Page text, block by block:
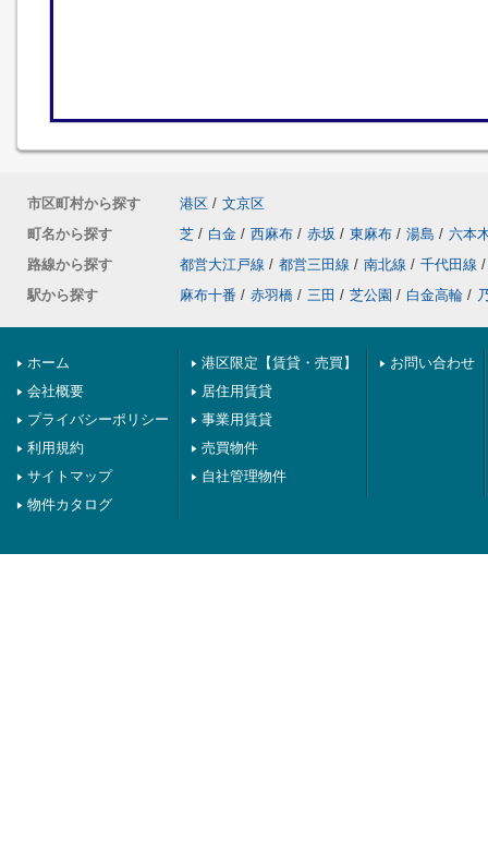
市区町村から探す 港区 / 文京区
町名から探す
芝 / 白金 / 西麻布 / 赤坂 / 東麻布 / 湯島 / 六本
路線から探す
都営大江戸線 / 都営三田線 / 南北線 / 千代田線 /
駅から探す
麻布十番 / 赤羽橋 / 三田 / 芝公園 / 白金高輪 /
ホーム
会社概要
プライバシーポリシー
利用規約
サイトマップ
物件カタログ
港区限定【賃貸・売買】
居住用賃貸
事業用賃貸
売買物件
自社管理物件
お問い合わせ